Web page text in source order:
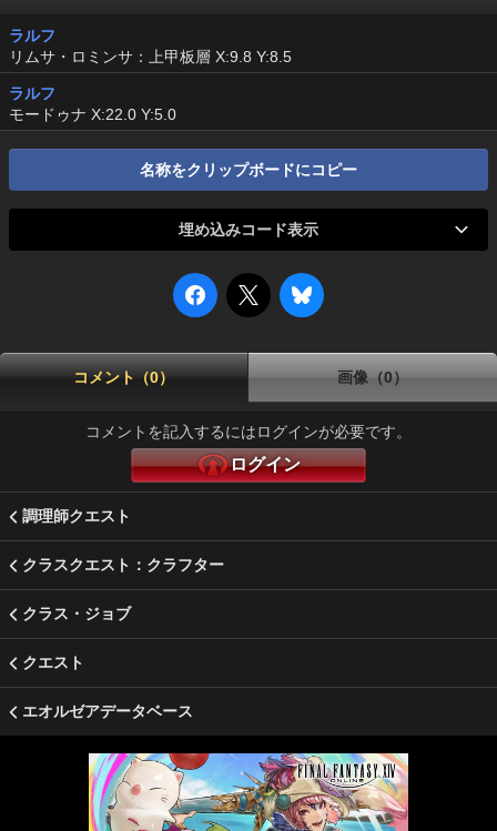
ラルフ
リムサ・ロミンサ：上甲板層 X:9.8 Y:8.5
ラルフ
モードゥナ X:22.0 Y:5.0
名称をクリップボードにコピー
埋め込みコード表示
コメント（0） 画像（0）
コメントを記入するにはログインが必要です。
ログイン
調理師クエスト
クラスクエスト：クラフター
クラス・ジョブ
クエスト
エオルゼアデータベース